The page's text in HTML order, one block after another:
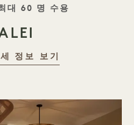
대 60 명 수용
정보 보기